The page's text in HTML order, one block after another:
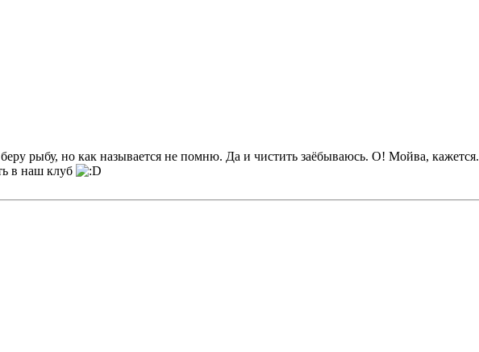
рыбу, но как называется не помню. Да и чистить заёбываюсь. О! Мойва, кажется.
в наш клуб